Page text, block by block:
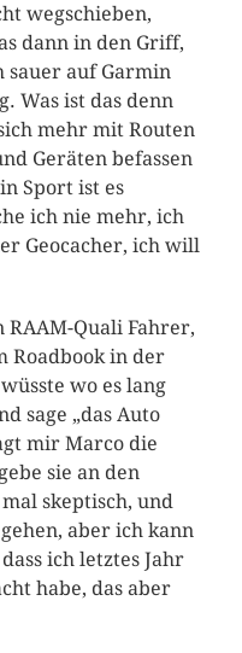
wegschieben,
dann in den Griff,
auf Garmin
Was ist das denn
mehr mit Routen
Geräten befassen
Sport ist es
ich nie mehr, ich
Geocacher, ich will
Quali Fahrer,
Roadbook in der
wo es lang
sage „das Auto
mir Marco die
sie an den
skeptisch, und
aber ich kann
ich letztes Jahr
habe, das aber